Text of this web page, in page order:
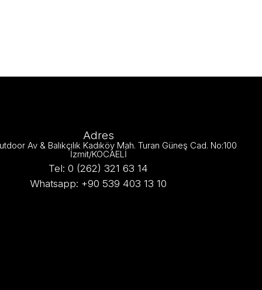
Adres
Av & Balıkçılık Kadıköy Mah. Turan Güneş Cad. No:100
İzmit/KOCAELİ
Tel: 0 (262) 321 63 14
Whatsapp: +90 539 403 13 10